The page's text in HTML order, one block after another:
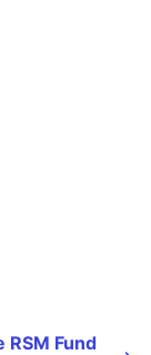
Fund